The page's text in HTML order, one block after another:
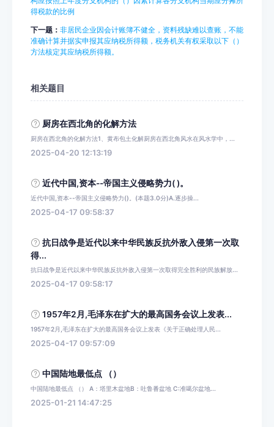
得税款的比例
下一题： 非居民企业因会计账簿不健全，资料残缺难以查账，不能
准确计算并据实申报其应纳税所得额，税务机关有权采取以下（）
方法核定其应纳税所得额。
相关题目
厨房在西北角的化解方法
厨房在西北角的化解方法1、黄布包土化解厨房在西北角风水在风水学中，...
2025-04-20 12:13:19
近代中国,资本--帝国主义侵略势力( )。
近代中国,资本--帝国主义侵略势力()。(本题3.0分)A.逐步操...
2025-04-17 09:58:37
抗日战争是近代以来中华民族反抗外敌入侵第一次取
得...
抗日战争是近代以来中华民族反抗外敌入侵第一次取得完全胜利的民族解放...
2025-04-17 09:58:17
1957年2月,毛泽东在扩大的最高国务会议上发表...
1957年2月,毛泽东在扩大的最高国务会议上发表《关于正确处理人民...
2025-04-17 09:57:09
中国陆地最低点 （）
中国陆地最低点 （） A：塔里木盆地B：吐鲁番盆地 C:准噶尔盆地...
2025-01-21 14:47:25